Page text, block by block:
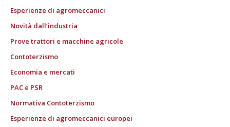
Esperienze di agromeccanici
Novità dall’industria
Prove trattori e macchine agricole
Contoterzismo
Economia e mercati
PAC e PSR
Normativa Contoterzismo
Esperienze di agromeccanici europei